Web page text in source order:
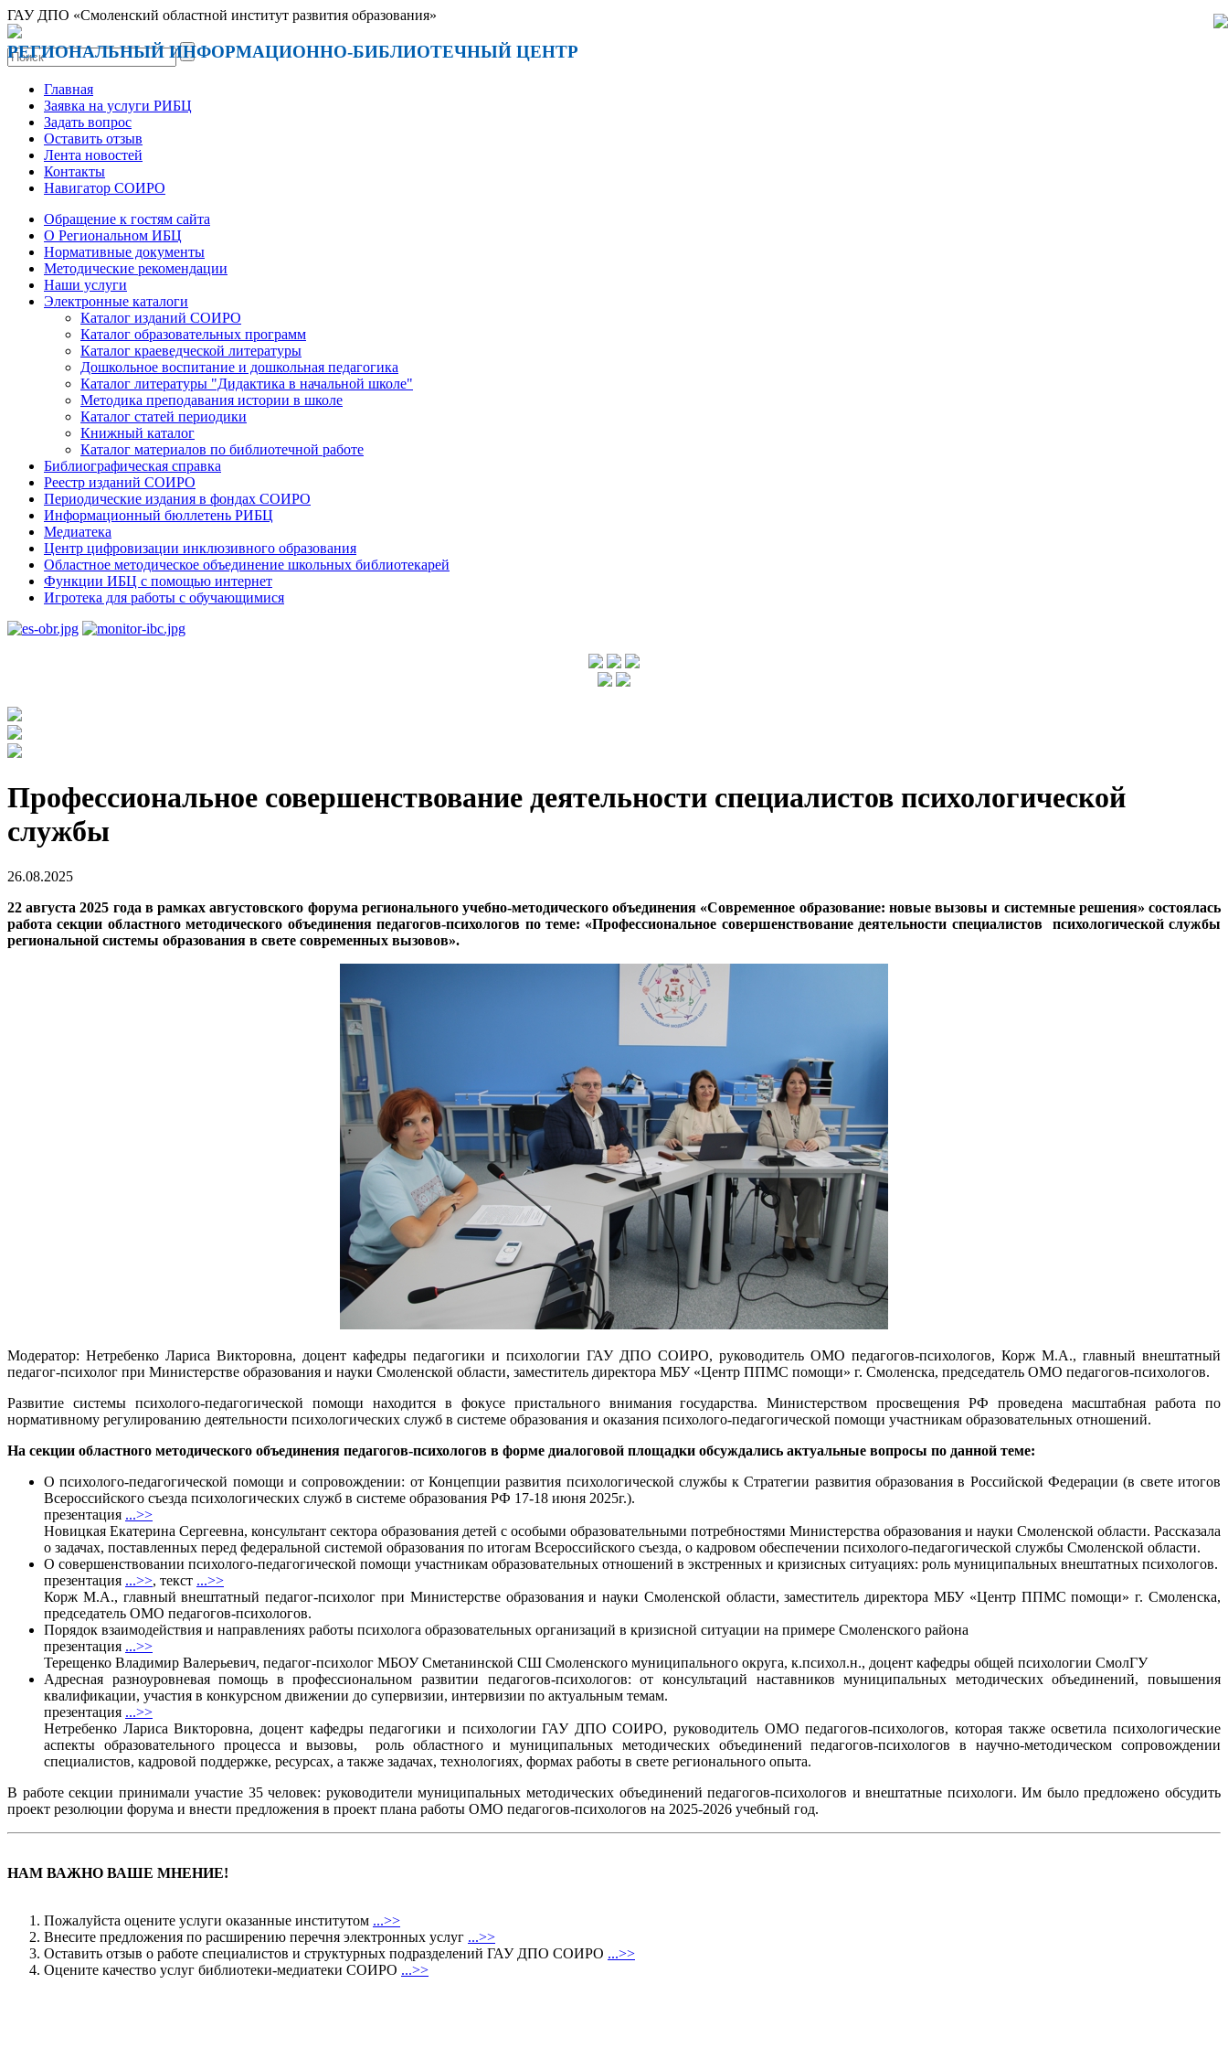
ГАУ ДПО «Смоленский областной институт развития образования»
РЕГИОНАЛЬНЫЙ ИНФОРМАЦИОННО-БИБЛИОТЕЧНЫЙ ЦЕНТР
Главная
Заявка на услуги РИБЦ
Задать вопрос
Оставить отзыв
Лента новостей
Контакты
Навигатор СОИРО
Обращение к гостям сайта
О Региональном ИБЦ
Нормативные документы
Методические рекомендации
Наши услуги
Электронные каталоги
Каталог изданий СОИРО
Каталог образовательных программ
Каталог краеведческой литературы
Дошкольное воспитание и дошкольная педагогика
Каталог литературы "Дидактика в начальной школе"
Методика преподавания истории в школе
Каталог статей периодики
Книжный каталог
Каталог материалов по библиотечной работе
Библиографическая справка
Реестр изданий СОИРО
Периодические издания в фондах СОИРО
Информационный бюллетень РИБЦ
Медиатека
Центр цифровизации инклюзивного образования
Областное методическое объединение школьных библиотекарей
Функции ИБЦ с помощью интернет
Игротека для работы с обучающимися
Профессиональное совершенствование деятельности специалистов психологической
службы
26.08.2025
22 августа 2025 года в рамках августовского форума регионального учебно-методического объединения «Современное образование: новые вызовы и системные решения» состоялась
работа секции областного методического объединения педагогов-психологов по теме: «Профессиональное совершенствование деятельности специалистов психологической службы
региональной системы образования в свете современных вызовов».
Модератор: Нетребенко Лариса Викторовна, доцент кафедры педагогики и психологии ГАУ ДПО СОИРО, руководитель ОМО педагогов-психологов, Корж М.А., главный внештатный
педагог-психолог при Министерстве образования и науки Смоленской области, заместитель директора МБУ «Центр ППМС помощи» г. Смоленска, председатель ОМО педагогов-психологов.
Развитие системы психолого-педагогической помощи находится в фокусе пристального внимания государства. Министерством просвещения РФ проведена масштабная работа по
нормативному регулированию деятельности психологических служб в системе образования и оказания психолого-педагогической помощи участникам образовательных отношений.
На секции областного методического объединения педагогов-психологов в форме диалоговой площадки обсуждались актуальные вопросы по данной теме:
О психолого-педагогической помощи и сопровождении: от Концепции развития психологической службы к Стратегии развития образования в Российской Федерации (в свете итогов
Всероссийского съезда психологических служб в системе образования РФ 17-18 июня 2025г.).
презентация ...>>
Новицкая Екатерина Сергеевна, консультант сектора образования детей с особыми образовательными потребностями Министерства образования и науки Смоленской области. Рассказала
о задачах, поставленных перед федеральной системой образования по итогам Всероссийского съезда, о кадровом обеспечении психолого-педагогической службы Смоленской области.
О совершенствовании психолого-педагогической помощи участникам образовательных отношений в экстренных и кризисных ситуациях: роль муниципальных внештатных психологов.
презентация ...>>, текст ...>>
Корж М.А., главный внештатный педагог-психолог при Министерстве образования и науки Смоленской области, заместитель директора МБУ «Центр ППМС помощи» г. Смоленска,
председатель ОМО педагогов-психологов.
Порядок взаимодействия и направлениях работы психолога образовательных организаций в кризисной ситуации на примере Смоленского района
презентация ...>>
Терещенко Владимир Валерьевич, педагог-психолог МБОУ Сметанинской СШ Смоленского муниципального округа, к.психол.н., доцент кафедры общей психологии СмолГУ
Адресная разноуровневая помощь в профессиональном развитии педагогов-психологов: от консультаций наставников муниципальных методических объединений, повышения
квалификации, участия в конкурсном движении до супервизии, интервизии по актуальным темам.
презентация ...>>
Нетребенко Лариса Викторовна, доцент кафедры педагогики и психологии ГАУ ДПО СОИРО, руководитель ОМО педагогов-психологов, которая также осветила психологические
аспекты образовательного процесса и вызовы, роль областного и муниципальных методических объединений педагогов-психологов в научно-методическом сопровождении
специалистов, кадровой поддержке, ресурсах, а также задачах, технологиях, формах работы в свете регионального опыта.
В работе секции принимали участие 35 человек: руководители муниципальных методических объединений педагогов-психологов и внештатные психологи. Им было предложено обсудить
проект резолюции форума и внести предложения в проект плана работы ОМО педагогов-психологов на 2025-2026 учебный год.
НАМ ВАЖНО ВАШЕ МНЕНИЕ!
Пожалуйста оцените услуги оказанные институтом ...>>
Внесите предложения по расширению перечня электронных услуг ...>>
Оставить отзыв о работе специалистов и структурных подразделений ГАУ ДПО СОИРО ...>>
Оцените качество услуг библиотеки-медиатеки СОИРО ...>>